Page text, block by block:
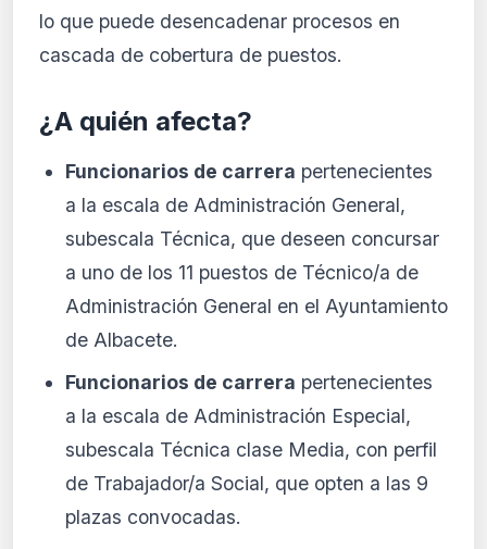
lo que puede desencadenar procesos en
cascada de cobertura de puestos.
¿A quién afecta?
Funcionarios de carrera pertenecientes
a la escala de Administración General,
subescala Técnica, que deseen concursar
a uno de los 11 puestos de Técnico/a de
Administración General en el Ayuntamiento
de Albacete.
Funcionarios de carrera pertenecientes
a la escala de Administración Especial,
subescala Técnica clase Media, con perfil
de Trabajador/a Social, que opten a las 9
plazas convocadas.